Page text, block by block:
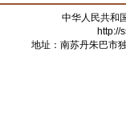
中华人民共和
http://
地址：南苏丹朱巴市